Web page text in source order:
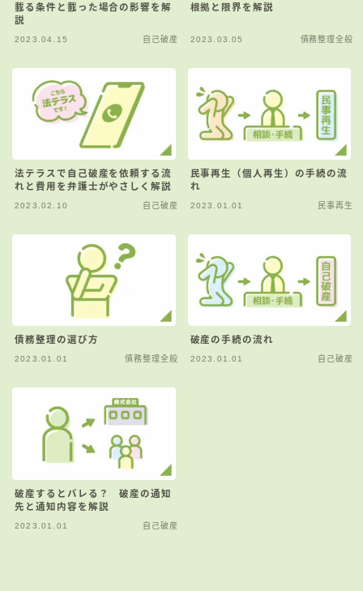
載る条件と載った場合の影響を解
説
2023.04.15 自己破産
根拠と限界を解説
2023.03.05 債務整理全般
法テラスで自己破産を依頼する流
れと費用を弁護士がやさしく解説
2023.02.10 自己破産
民事再生（個人再生）の手続の流
れ
2023.01.01 民事再生
債務整理の選び方
2023.01.01 債務整理全般
破産の手続の流れ
2023.01.01 自己破産
破産するとバレる？ 破産の通知
先と通知内容を解説
2023.01.01 自己破産